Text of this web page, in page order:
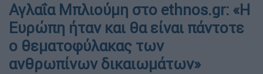
Αγλαΐα Μπλιούμη στο ethnos.gr: «Η
Ευρώπη ήταν και θα είναι πάντοτε
ο θεματοφύλακας των
ανθρωπίνων δικαιωμάτων»